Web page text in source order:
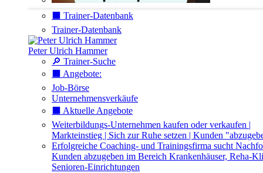
⬛️ Trainer-Datenbank
Trainer-Datenbank
Peter Ulrich Hammer
🔎 Trainer-Suche
⬛️ Angebote:
Job-Börse
Unternehmensverkäufe
⬛️ Aktuelle Angebote
Weiterbildungs-Unternehmen kaufen oder verkaufen |
Markteinstieg | Sich zur Ruhe setzen | Kunden
Erfolgreiche Coaching- und Trainingsfirma sucht
Kunden abzugeben im Bereich Krankenhäuser, Reha-
Senioren-Einrichtungen